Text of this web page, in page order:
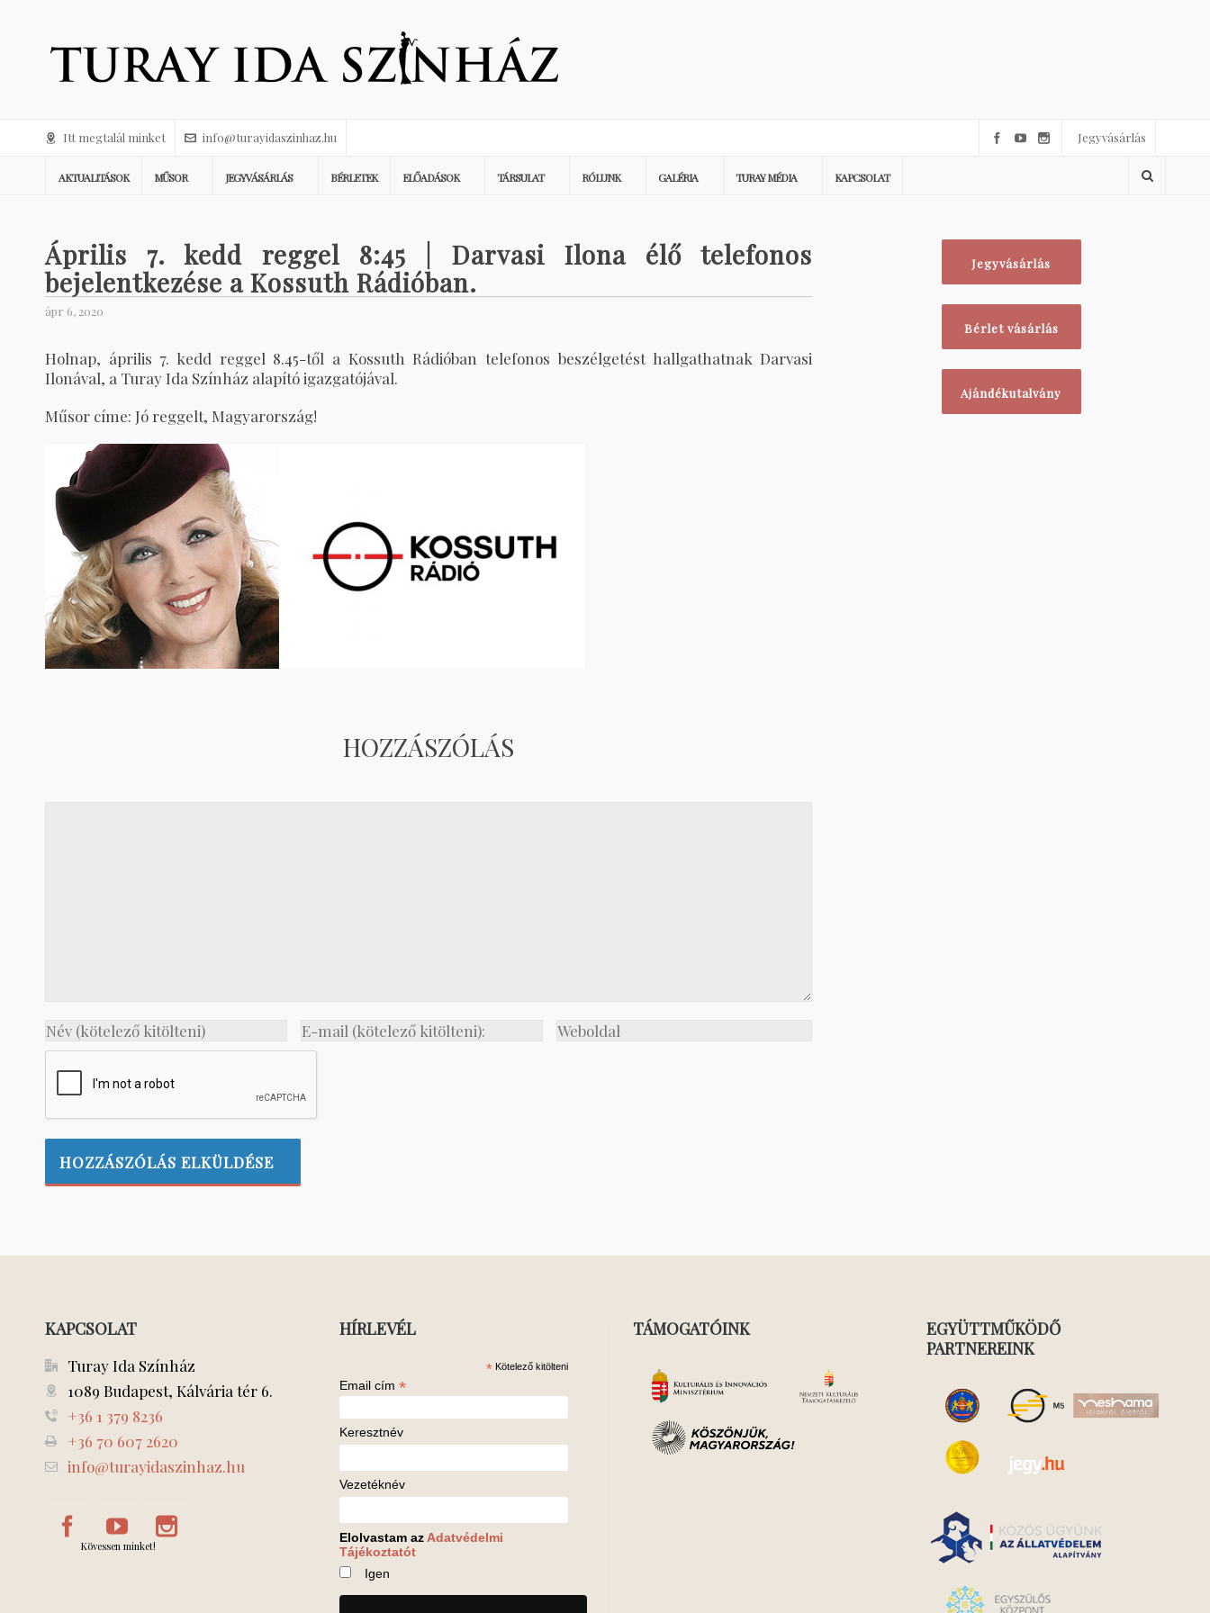
Itt megtalál minket info@turayidaszinhaz.hu Jegyvásárlás
AKTUALITÁSOK MŰSOR JEGYVÁSÁRLÁS BÉRLETEK ELŐADÁSOK TÁRSULAT RÓLUNK GALÉRIA TURAY MÉDIA KAPCSOLAT
Április 7. kedd reggel 8:45 | Darvasi Ilona élő telefonos
bejelentkezése a Kossuth Rádióban.
ápr 6, 2020
Holnap, április 7. kedd reggel 8.45-től a Kossuth Rádióban telefonos beszélgetést hallgathatnak Darvasi
Ilonával, a Turay Ida Színház alapító igazgatójával.
Műsor címe: Jó reggelt, Magyarország!
HOZZÁSZÓLÁS
Jegyvásárlás
Bérlet vásárlás
Ajándékutalvány
KAPCSOLAT
Turay Ida Színház
1089 Budapest, Kálvária tér 6.
+36 1 379 8236
+36 70 607 2620
info@turayidaszinhaz.hu
Kövessen minket!
HÍRLEVÉL
* Kötelező kitölteni
Email cím *
Keresztnév
Vezetéknév
Elolvastam az Adatvédelmi
Tájékoztatót
Igen
TÁMOGATÓINK
EGYÜTTMŰKÖDŐ
PARTNEREINK